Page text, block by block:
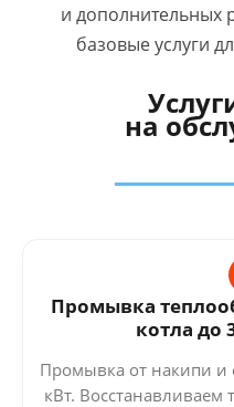
и дополнительных
базовые услуги
на
Промывка
котла до
Промывка от накипи и
кВт. Восстанавливаем